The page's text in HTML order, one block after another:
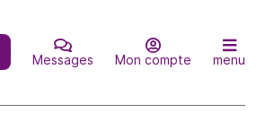
Messages Mon compte menu